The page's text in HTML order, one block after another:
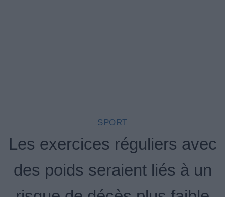
SPORT
Les exercices réguliers avec
des poids seraient liés à un